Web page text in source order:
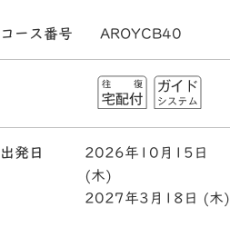
コース番号 AROYCB40
出発日
2026年10月15日
(木)
2027年3月18日 (木)